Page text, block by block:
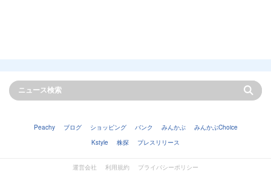
Peachy ブログ ショッピング バンク みんかぶ
みんかぶChoice
Kstyle
株探 プレスリリース
運営会社 利用規約 プライバシーポリシー